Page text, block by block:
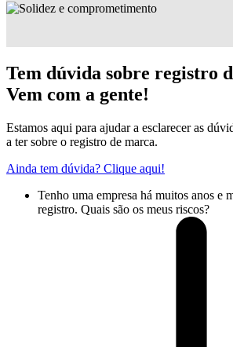
Tem dúvida sobre registro
Vem com a gente!
Estamos aqui para ajudar a esclarecer as
a ter sobre o registro de marca.
Ainda tem dúvida? Clique aqui!
Tenho uma empresa há muitos anos e
registro. Quais são os meus riscos?